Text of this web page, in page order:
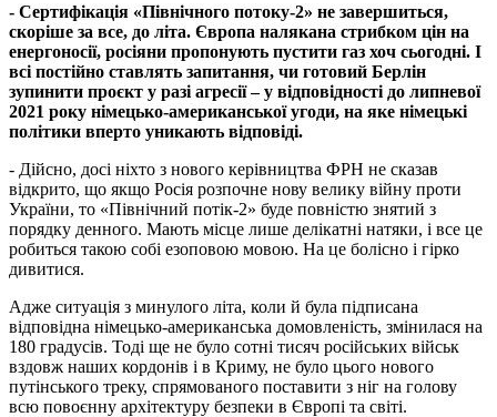
- Сертифікація «Північного потоку-2» не завершиться,
скоріше за все, до літа. Європа налякана стрибком цін на
енергоносії, росіяни пропонують пустити газ хоч сьогодні. І
всі постійно ставлять запитання, чи готовий Берлін
зупинити проєкт у разі агресії – у відповідності до липневої
2021 року німецько-американської угоди, на яке німецькі
політики вперто уникають відповіді.
- Дійсно, досі ніхто з нового керівництва ФРН не сказав
відкрито, що якщо Росія розпочне нову велику війну проти
України, то «Північний потік-2» буде повністю знятий з
порядку денного. Мають місце лише делікатні натяки, і все це
робиться такою собі езоповою мовою. На це болісно і гірко
дивитися.
Адже ситуація з минулого літа, коли й була підписана
відповідна німецько-американська домовленість, змінилася на
180 градусів. Тоді ще не було сотні тисяч російських військ
вздовж наших кордонів і в Криму, не було цього нового
путінського треку, спрямованого поставити з ніг на голову
всю повоєнну архітектуру безпеки в Європі та світі.